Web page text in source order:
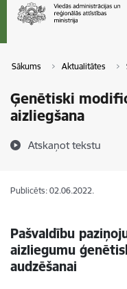
Sākums Aktualitātes
Ģenētiski
aizliegšana
Atskaņot tekstu
Publicēts: 02.06.2022.
Pašvaldību
aizliegumu
audzēšanai